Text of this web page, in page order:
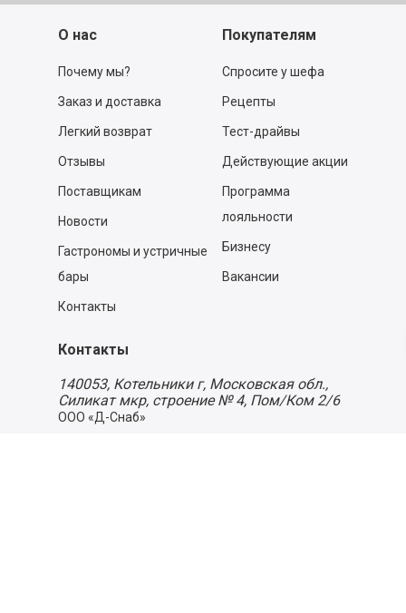
О нас
Почему мы?
Заказ и доставка
Легкий возврат
Отзывы
Поставщикам
Новости
Гастрономы и устричные
бары
Контакты
Покупателям
Спросите у шефа
Рецепты
Тест-драйвы
Действующие акции
Программа
лояльности
Бизнесу
Вакансии
Контакты
140053, Котельники г, Московская обл.,
Силикат мкр, строение № 4, Пом/Ком 2/6
ООО «Д-Снаб»